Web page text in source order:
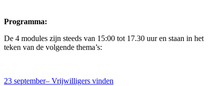
Programma:
De 4 modules zijn steeds van 15:00 tot 17.30 uur en staan in het
teken van de volgende thema’s:
23 september– Vrijwilligers vinden